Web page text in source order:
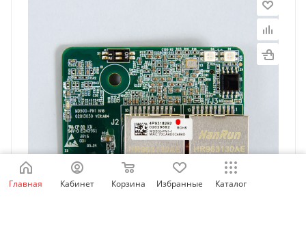
Главная Кабинет Корзина Избранные Каталог